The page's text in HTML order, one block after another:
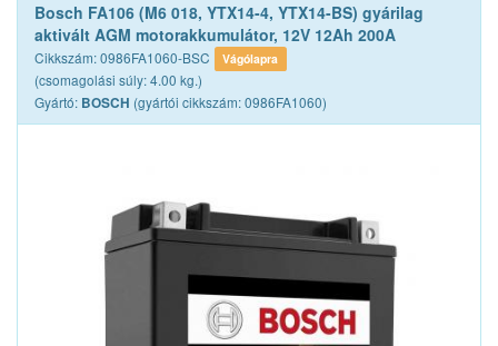
Bosch FA106 (M6 018, YTX14-4, YTX14-BS) gyárilag
aktivált AGM motorakkumulátor, 12V 12Ah 200A
Cikkszám: 0986FA1060-BSC Vágólapra
(csomagolási súly: 4.00 kg.)
Gyártó: BOSCH (gyártói cikkszám: 0986FA1060)